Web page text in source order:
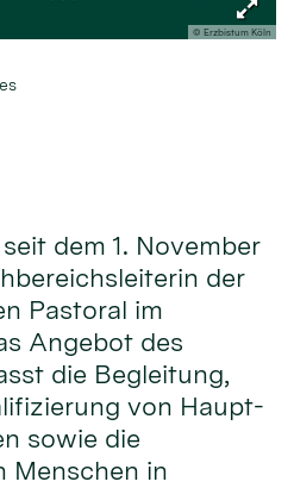
© Erzbistum Köln
dem 1. November
der
Pastoral im
Angebot des
die Begleitung,
von Haupt-
sowie die
Menschen in